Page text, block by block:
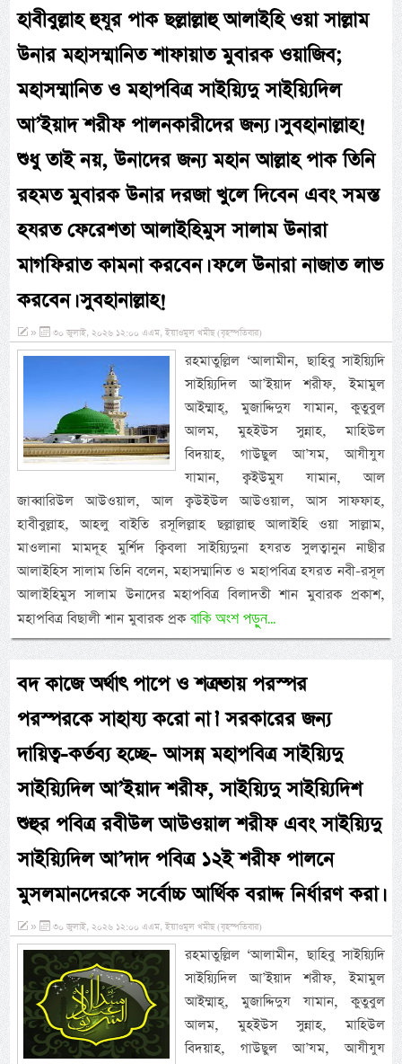
হাবীবুল্লাহ হুযূর পাক ছল্লাল্লাহু আলাইহি ওয়া সাল্লাম
উনার মহাসম্মানিত শাফায়াত মুবারক ওয়াজিব;
মহাসম্মানিত ও মহাপবিত্র সাইয়্যিদু সাইয়্যিদিল
আ’ইয়াদ শরীফ পালনকারীদের জন্য। সুবহানাল্লাহ!
শুধু তাই নয়, উনাদের জন্য মহান আল্লাহ পাক তিনি
রহমত মুবারক উনার দরজা খুলে দিবেন এবং সমস্ত
হযরত ফেরেশতা আলাইহিমুস সালাম উনারা
মাগফিরাত কামনা করবেন। ফলে উনারা নাজাত লাভ
করবেন। সুবহানাল্লাহ!
» ৩০ জুলাই, ২০২৬ ১২:০০ এএম, ইয়াওমুল খমীছ (বৃহস্পতিবার)
রহমাতুল্লিল ‘আলামীন, ছাহিবু সাইয়্যিদি
সাইয়্যিদিল আ’ইয়াদ শরীফ, ইমামুল
আইম্মাহ্, মুজাদ্দিদুয যামান, কুতুবুল
আলম, মুহইউস সুন্নাহ, মাহিউল
বিদয়াহ, গাউছুল আ’যম, আযীযুয
যামান, ক্বইউমুয যামান, আল
জাব্বারিউল আউওয়াল, আল ক্বউইউল আউওয়াল, আস সাফফাহ,
হাবীবুল্লাহ, আহলু বাইতি রসূলিল্লাহ ছল্লাল্লাহু আলাইহি ওয়া সাল্লাম,
মাওলানা মামদূহ মুর্শিদ ক্বিবলা সাইয়্যিদুনা হযরত সুলত্বানুন নাছীর
আলাইহিস সালাম তিনি বলেন, মহাসম্মানিত ও মহাপবিত্র হযরত নবী-রসূল
আলাইহিমুস সালাম উনাদের মহাপবিত্র বিলাদতী শান মুবারক প্রকাশ,
মহাপবিত্র বিছালী শান মুবারক প্রকবাকি অংশ পড়ুন...
বদ কাজে অর্থাৎ পাপে ও শত্রুতায় পরস্পর
পরস্পরকে সাহায্য করো না।’ সরকারের জন্য
দায়িত্ব-কর্তব্য হচ্ছে- আসন্ন মহাপবিত্র সাইয়্যিদু
সাইয়্যিদিল আ’ইয়াদ শরীফ, সাইয়্যিদু সাইয়্যিদিশ
শুহুর পবিত্র রবীউল আউওয়াল শরীফ এবং সাইয়্যিদু
সাইয়্যিদিল আ’দাদ পবিত্র ১২ই শরীফ পালনে
মুসলমানদেরকে সর্বোচ্চ আর্থিক বরাদ্দ নির্ধারণ করা।
» ৩০ জুলাই, ২০২৬ ১২:০০ এএম, ইয়াওমুল খমীছ (বৃহস্পতিবার)
রহমাতুল্লিল ‘আলামীন, ছাহিবু সাইয়্যিদি
সাইয়্যিদিল আ’ইয়াদ শরীফ, ইমামুল
আইম্মাহ্, মুজাদ্দিদুয যামান, কুতুবুল
আলম, মুহইউস সুন্নাহ, মাহিউল
বিদয়াহ, গাউছুল আ’যম, আযীযুয